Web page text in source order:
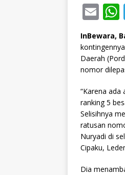
E
ai
l
h
InBewara,
Daerah
nomor
“Karena
ranking 5
Selisihnya
ratusan
Nuryadi di
Cipaku,
Dia